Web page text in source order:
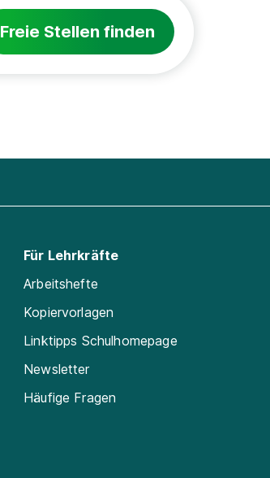
Freie Stellen finden
Für Lehrkräfte
Arbeitshefte
Kopiervorlagen
Linktipps Schulhomepage
Newsletter
Häufige Fragen